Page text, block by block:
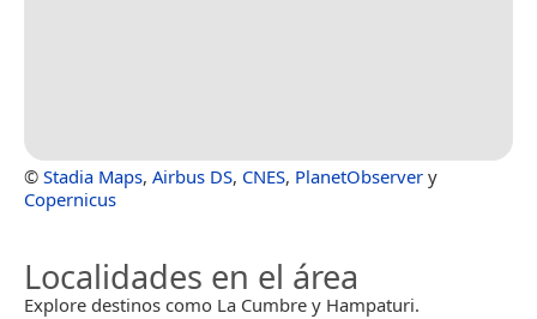
© Stadia Maps, Airbus DS, CNES, PlanetObserver y
Copernicus
Localidades en el área
Explore destinos como La Cumbre y Hampaturi.